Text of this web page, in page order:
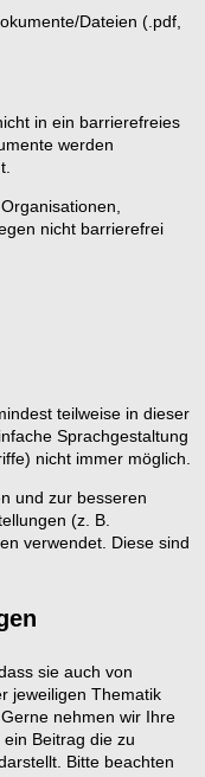
Dateien (.pdf,
in ein barrierefreies
werden
nicht barrierefrei
teilweise in dieser
Sprachgestaltung
nicht immer möglich.
und zur besseren
(z. B.
verwendet. Diese sind
sie auch von
jeweiligen Thematik
nehmen wir Ihre
Beitrag die zu
Bitte beachten